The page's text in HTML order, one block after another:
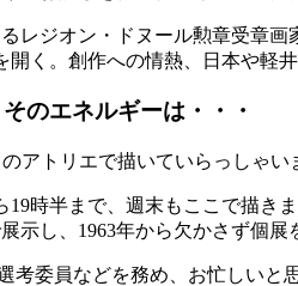
レジオン・ドヌール勲章受章画
く。創作への情熱、日本や軽
のエネルギーは・・・
アトリエで描いていらっしゃい
19時半まで、週末もここで描き
示し、1963年から欠かさず個展
委員などを務め、お忙しいと